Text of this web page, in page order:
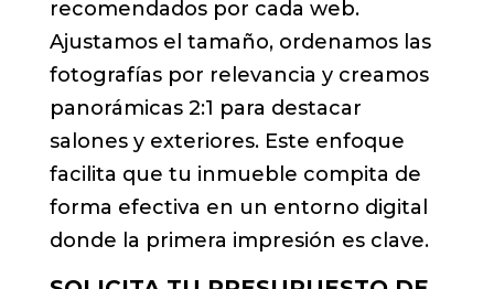
recomendados por cada web.
Ajustamos el tamaño, ordenamos las
fotografías por relevancia y creamos
panorámicas 2:1 para destacar
salones y exteriores. Este enfoque
facilita que tu inmueble compita de
forma efectiva en un entorno digital
donde la primera impresión es clave.